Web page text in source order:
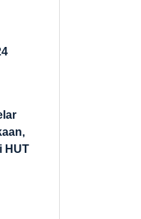
HUT